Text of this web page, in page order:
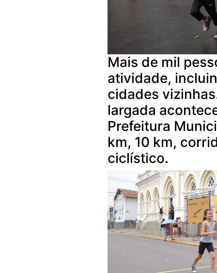
Mais de mil
atividade,
cidades
largada
Prefeitura
km, 10 km,
ciclístico.